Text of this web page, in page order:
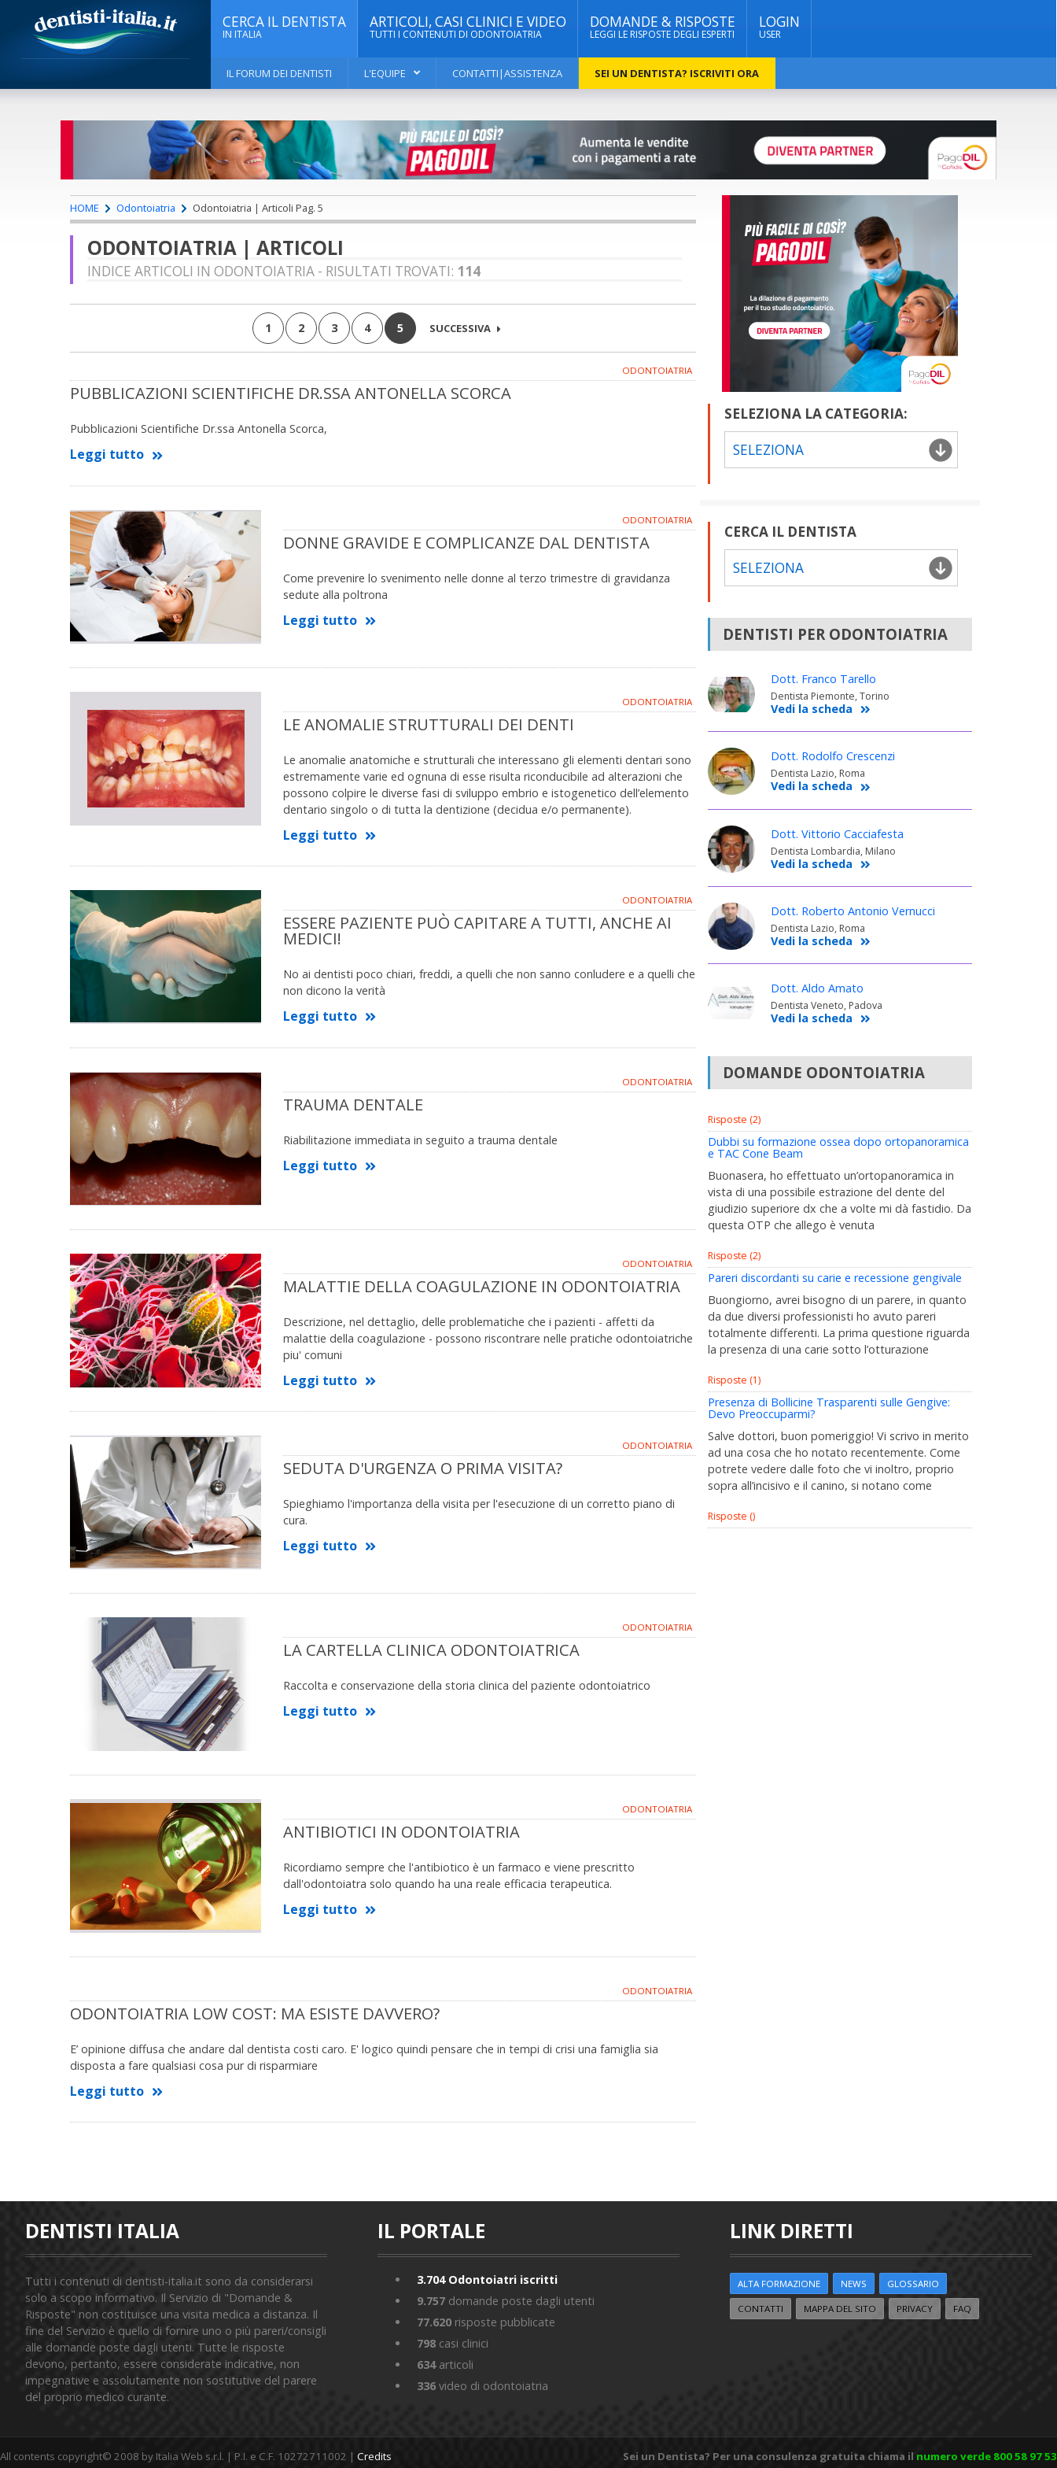
CERCA IL DENTISTA
IN ITALIA
ARTICOLI, CASI CLINICI E VIDEO
TUTTI I CONTENUTI DI ODONTOIATRIA
DOMANDE & RISPOSTE
LEGGI LE RISPOSTE DEGLI ESPERTI
LOGIN
USER
IL FORUM DEI DENTISTI L'EQUIPE CONTATTI|ASSISTENZA SEI UN DENTISTA? ISCRIVITI ORA
HOME Odontoiatria Odontoiatria | Articoli Pag. 5
ODONTOIATRIA | ARTICOLI
INDICE ARTICOLI IN ODONTOIATRIA - RISULTATI TROVATI: 114
1 2 3 4 5 SUCCESSIVA
ODONTOIATRIA
PUBBLICAZIONI SCIENTIFICHE DR.SSA ANTONELLA SCORCA
Pubblicazioni Scientifiche Dr.ssa Antonella Scorca,
Leggi tutto
ODONTOIATRIA
DONNE GRAVIDE E COMPLICANZE DAL DENTISTA
Come prevenire lo svenimento nelle donne al terzo trimestre di gravidanza
sedute alla poltrona
Leggi tutto
ODONTOIATRIA
LE ANOMALIE STRUTTURALI DEI DENTI
Le anomalie anatomiche e strutturali che interessano gli elementi dentari sono
estremamente varie ed ognuna di esse risulta riconducibile ad alterazioni che
possono colpire le diverse fasi di sviluppo embrio e istogenetico dell’elemento
dentario singolo o di tutta la dentizione (decidua e/o permanente).
Leggi tutto
ODONTOIATRIA
ESSERE PAZIENTE PUÒ CAPITARE A TUTTI, ANCHE AI
MEDICI!
No ai dentisti poco chiari, freddi, a quelli che non sanno conludere e a quelli che
non dicono la verità
Leggi tutto
ODONTOIATRIA
TRAUMA DENTALE
Riabilitazione immediata in seguito a trauma dentale
Leggi tutto
ODONTOIATRIA
MALATTIE DELLA COAGULAZIONE IN ODONTOIATRIA
Descrizione, nel dettaglio, delle problematiche che i pazienti - affetti da
malattie della coagulazione - possono riscontrare nelle pratiche odontoiatriche
piu' comuni
Leggi tutto
ODONTOIATRIA
SEDUTA D'URGENZA O PRIMA VISITA?
Spieghiamo l'importanza della visita per l'esecuzione di un corretto piano di
cura.
Leggi tutto
ODONTOIATRIA
LA CARTELLA CLINICA ODONTOIATRICA
Raccolta e conservazione della storia clinica del paziente odontoiatrico
Leggi tutto
ODONTOIATRIA
ANTIBIOTICI IN ODONTOIATRIA
Ricordiamo sempre che l'antibiotico è un farmaco e viene prescritto
dall'odontoiatra solo quando ha una reale efficacia terapeutica.
Leggi tutto
ODONTOIATRIA
ODONTOIATRIA LOW COST: MA ESISTE DAVVERO?
E’ opinione diffusa che andare dal dentista costi caro. E' logico quindi pensare che in tempi di crisi una famiglia sia
disposta a fare qualsiasi cosa pur di risparmiare
Leggi tutto
SELEZIONA LA CATEGORIA:
SELEZIONA
CERCA IL DENTISTA
SELEZIONA
DENTISTI PER ODONTOIATRIA
Dott. Franco Tarello
Dentista Piemonte, Torino
Vedi la scheda
Dott. Rodolfo Crescenzi
Dentista Lazio, Roma
Vedi la scheda
Dott. Vittorio Cacciafesta
Dentista Lombardia, Milano
Vedi la scheda
Dott. Roberto Antonio Vernucci
Dentista Lazio, Roma
Vedi la scheda
Dott. Aldo Amato
Dentista Veneto, Padova
Vedi la scheda
DOMANDE ODONTOIATRIA
Risposte (2)
Dubbi su formazione ossea dopo ortopanoramica
e TAC Cone Beam
Buonasera, ho effettuato un’ortopanoramica in
vista di una possibile estrazione del dente del
giudizio superiore dx che a volte mi dà fastidio. Da
questa OTP che allego è venuta
Risposte (2)
Pareri discordanti su carie e recessione gengivale
Buongiorno, avrei bisogno di un parere, in quanto
da due diversi professionisti ho avuto pareri
totalmente differenti. La prima questione riguarda
la presenza di una carie sotto l’otturazione
Risposte (1)
Presenza di Bollicine Trasparenti sulle Gengive:
Devo Preoccuparmi?
Salve dottori, buon pomeriggio! Vi scrivo in merito
ad una cosa che ho notato recentemente. Come
potrete vedere dalle foto che vi inoltro, proprio
sopra all’incisivo e il canino, si notano come
Risposte ()
DENTISTI ITALIA
Tutti i contenuti di dentisti-italia.it sono da considerarsi
solo a scopo informativo. Il Servizio di "Domande &
Risposte" non costituisce una visita medica a distanza. Il
fine del Servizio è quello di fornire uno o più pareri/consigli
alle domande poste dagli utenti. Tutte le risposte
devono, pertanto, essere considerate indicative, non
impegnative e assolutamente non sostitutive del parere
del proprio medico curante.
IL PORTALE
3.704Odontoiatri iscritti
9.757 domande poste dagli utenti
77.620 risposte pubblicate
798 casi clinici
634articoli
336 video di odontoiatria
LINK DIRETTI
ALTA FORMAZIONE NEWS GLOSSARIO
CONTATTI MAPPA DEL SITO PRIVACY FAQ
Sei un Dentista? Per una consulenza gratuita chiama il numero verde 800 58 97 53
All contents copyright© 2008 by Italia Web s.r.l. | P.I. e C.F. 10272711002 | Credits